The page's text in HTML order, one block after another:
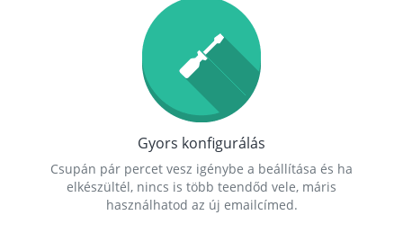
Gyors konfigurálás
Csupán pár percet vesz igénybe a beállítása és ha
elkészültél, nincs is több teendőd vele, máris
használhatod az új emailcímed.